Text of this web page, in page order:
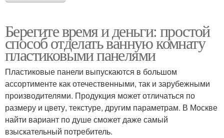
Берегите время и деньги: простой
способ отделать ванную комнату
пластиковыми панелями
Пластиковые панели выпускаются в большом
ассортименте как отечественными, так и зарубежными
производителями. Продукция может отличаться по
размеру и цвету, текстуре, другим параметрам. В Москве
найти вариант по душе сможет даже самый
взыскательный потребитель.